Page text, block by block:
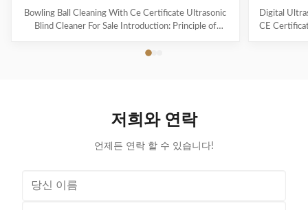
Bowling Ball Cleaning With Ce Certificate Ultrasonic
Blind Cleaner For Sale Introduction: Principle of
from ultrasonic generator is transformed into high
tens of thousands of tiny bubbles with diameters of
50-500 microns
Digital
CE
저희와 연락
언제든 연락 할 수 있습니다!